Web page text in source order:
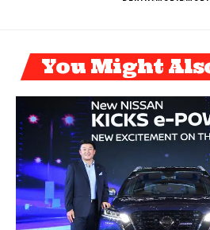
You Might